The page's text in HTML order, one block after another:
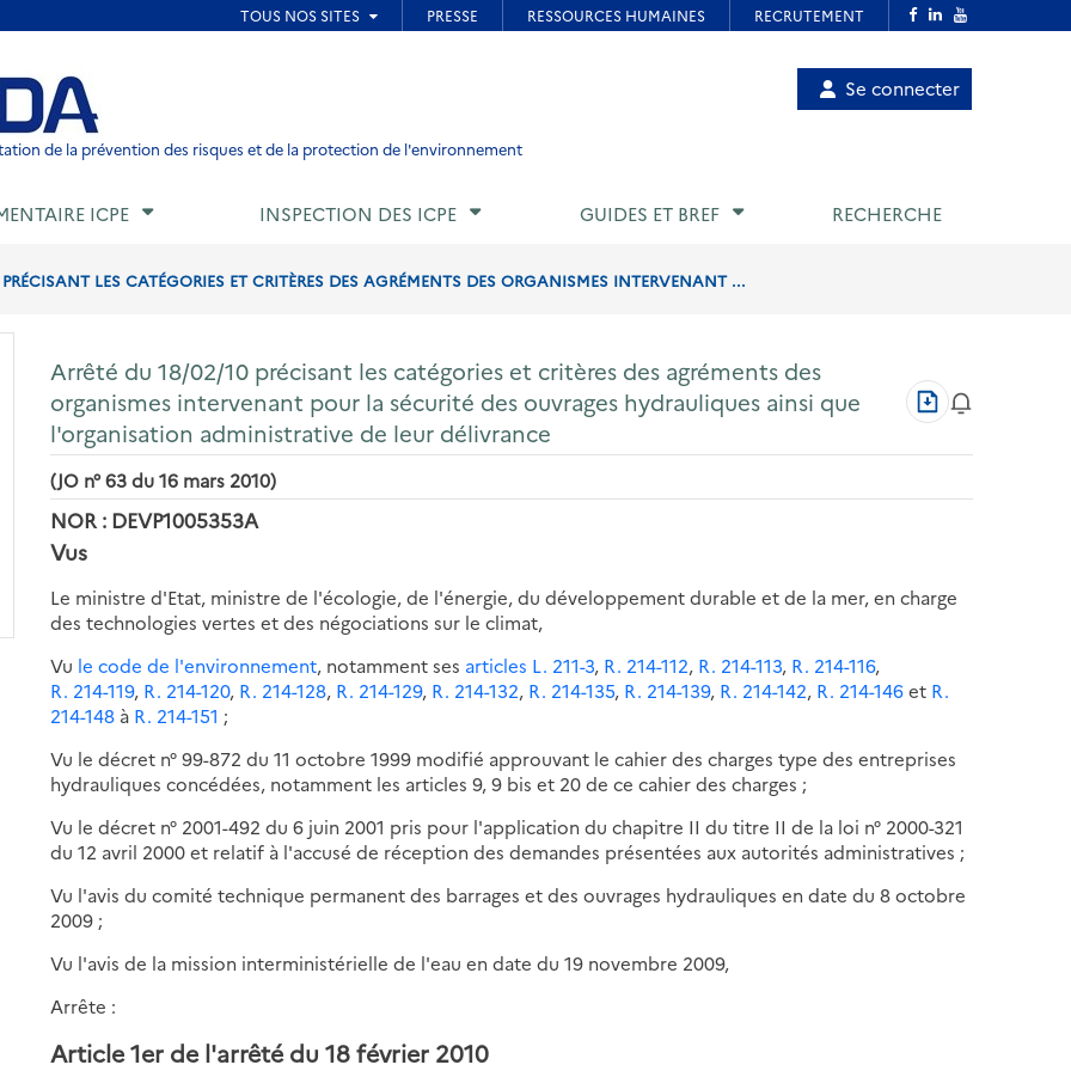
de page
de la prévention des risques et de la protection de l'environnement
Menu
utilisateur
Se connecter
ICPE INSPECTION DES ICPE GUIDES ET BREF RECHERCHE
LES CATÉGORIES ET CRITÈRES DES AGRÉMENTS DES ORGANISMES INTERVENANT ...
Arrêté du 18/02/10 précisant les catégories et critères des agréments des
organismes intervenant pour la sécurité des ouvrages hydrauliques ainsi que
l'organisation administrative de leur délivrance
Télécharger
au
(JO n° 63 du 16 mars 2010)
NOR : DEVP1005353A
Vus
Le ministre d'Etat, ministre de l'écologie, de l'énergie, du développement durable et de la mer, en charge
des technologies vertes et des négociations sur le climat,
Vu le code de l'environnement, notamment ses articles L. 211-3, R. 214-112, R. 214-113, R. 214-116,
R. 214-119, R. 214-120, R. 214-128, R. 214-129, R. 214-132, R. 214-135, R. 214-139, R. 214-142, R. 214-146et R.
214-148 à R. 214-151 ;
Vu le décret n° 99-872 du 11 octobre 1999 modifié approuvant le cahier des charges type des entreprises
hydrauliques concédées, notamment les articles 9, 9 bis et 20 de ce cahier des charges ;
Vu le décret n° 2001-492 du 6 juin 2001 pris pour l'application du chapitre II du titre II de la loi n° 2000-321
du 12 avril 2000 et relatif à l'accusé de réception des demandes présentées aux autorités administratives ;
Vu l'avis du comité technique permanent des barrages et des ouvrages hydrauliques en date du 8 octobre
2009 ;
Vu l'avis de la mission interministérielle de l'eau en date du 19 novembre 2009,
Arrête :
Article 1er de l'arrêté du 18 février 2010